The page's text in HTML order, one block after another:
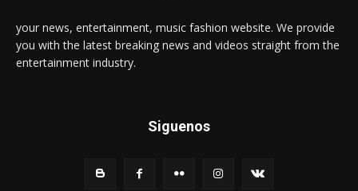
your news, entertainment, music fashion website. We provide
you with the latest breaking news and videos straight from the
entertainment industry.
Siguenos